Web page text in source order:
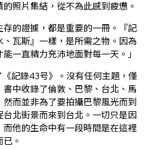
照片集結，從不為此感到疲憊。
存的證據，都是重要的一冊。『記
瓦斯』一樣，是所需之物。因為
一直精力充沛地面對每一天。」
記錄43号》。沒有任何主題，僅
中收錄了倫敦、巴黎、台北、馬
而並非為了要拍攝巴黎風光而到
北街景而來到台北。一切只是因
他的生命中有一段時間是在這裡
。